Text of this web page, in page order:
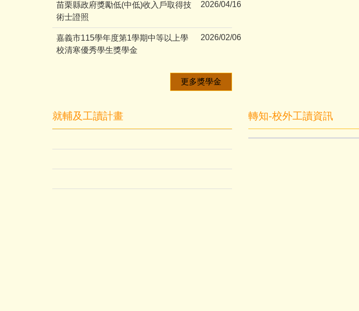
苗栗縣政府獎勵低(中低)收入戶取得技
術士證照
2026/04/16
嘉義市115學年度第1學期中等以上學
校清寒優秀學生獎學金
2026/02/06
更多獎學金
就輔及工讀計畫 轉知-校外工讀資訊